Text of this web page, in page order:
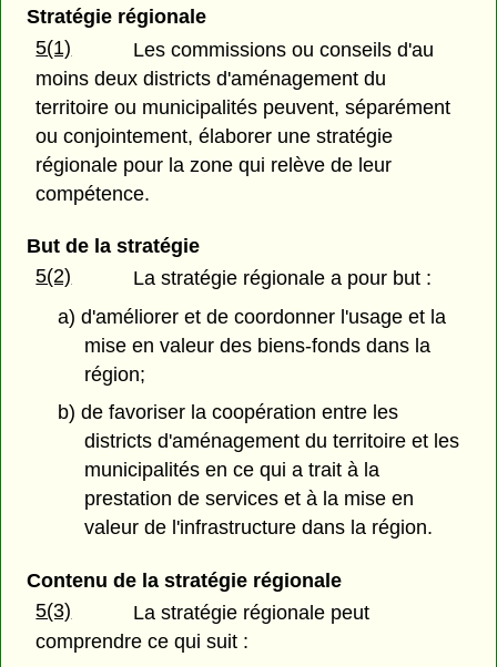
Stratégie régionale
5(1)
Les commissions ou conseils d'au
moins deux districts d'aménagement du
territoire ou municipalités peuvent, séparément
ou conjointement, élaborer une stratégie
régionale pour la zone qui relève de leur
compétence.
But de la stratégie
5(2)
La stratégie régionale a pour but :
a) d'améliorer et de coordonner l'usage et la
mise en valeur des biens-fonds dans la
région;
b) de favoriser la coopération entre les
districts d'aménagement du territoire et les
municipalités en ce qui a trait à la
prestation de services et à la mise en
valeur de l'infrastructure dans la région.
Contenu de la stratégie régionale
5(3)
La stratégie régionale peut
comprendre ce qui suit :